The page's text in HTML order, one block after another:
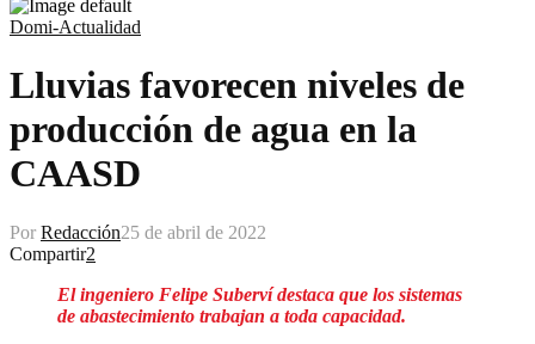
Domi-Actualidad
Lluvias favorecen niveles de
producción de agua en la
CAASD
Por Redacción25 de abril de 2022
Compartir2
El ingeniero Felipe Suberví destaca que los sistemas
de abastecimiento trabajan a toda capacidad.